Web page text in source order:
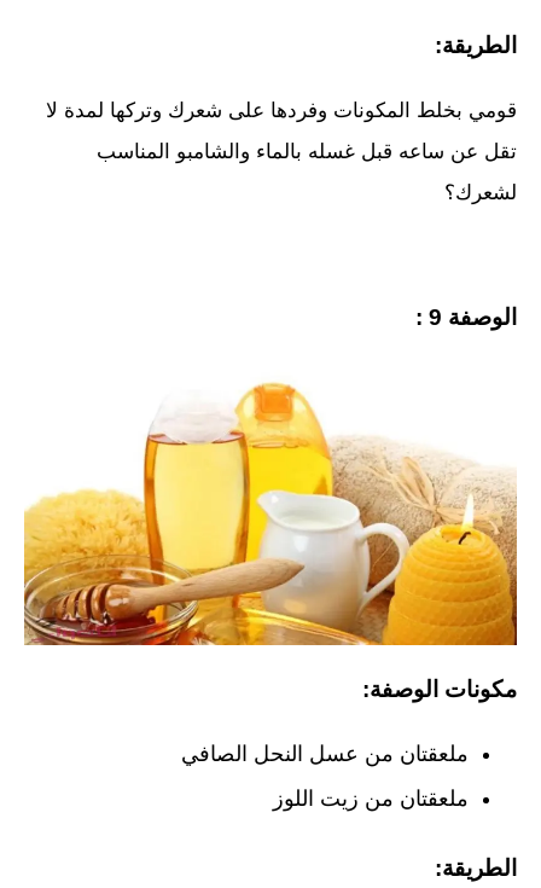
الطريقة:
قومي بخلط المكونات وفردها على شعرك وتركها لمدة لا
تقل عن ساعه قبل غسله بالماء والشامبو المناسب
لشعرك؟
الوصفة 9 :
مكونات الوصفة:
ملعقتان من عسل النحل الصافي
ملعقتان من زيت اللوز
الطريقة: